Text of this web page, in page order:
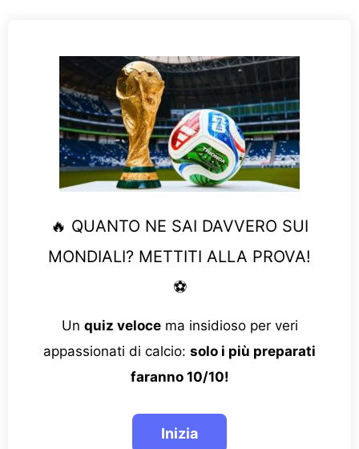
🔥 QUANTO NE SAI DAVVERO SUI
MONDIALI? METTITI ALLA PROVA!
⚽
Un quiz velocema insidioso per veri
appassionati di calcio: solo i più preparati
faranno 10/10!